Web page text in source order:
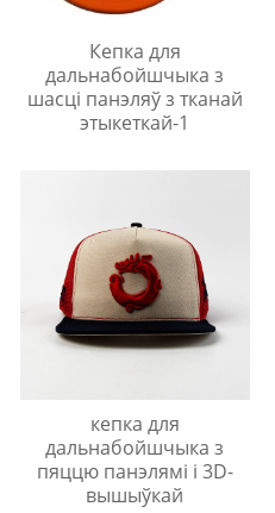
Кепка для
дальнабойшчыка з
шасці панэляў з тканай
этыкеткай-1
кепка для
дальнабойшчыка з
пяццю панэлямі і 3D-
вышыўкай